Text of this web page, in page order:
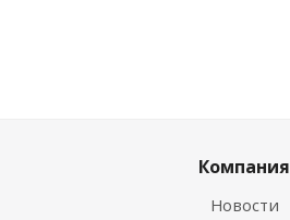
Компания
Новости